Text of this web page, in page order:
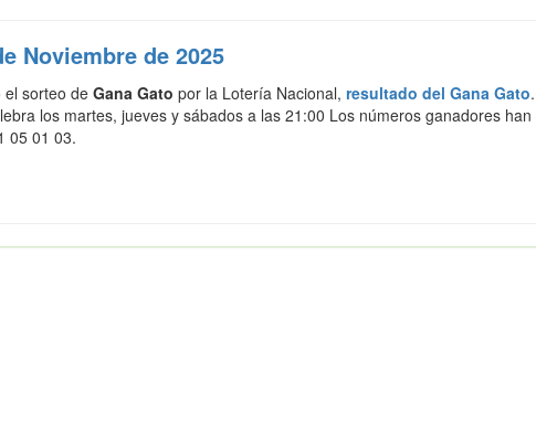
Noviembre de 2025
el sorteo de Gana Gato por la Lotería Nacional, resultado del Gana Gato.
los martes, jueves y sábados a las 21:00 Los números ganadores han
05 01 03.